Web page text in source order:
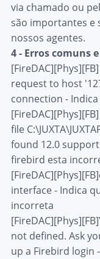
via chamado ou
são importantes e
nossos agentes.
4 - Erros comuns
request to host
connection -
file
found 12.0
firebird esta
interface - Indica
incorreta
not defined. Ask
up a Firebird login